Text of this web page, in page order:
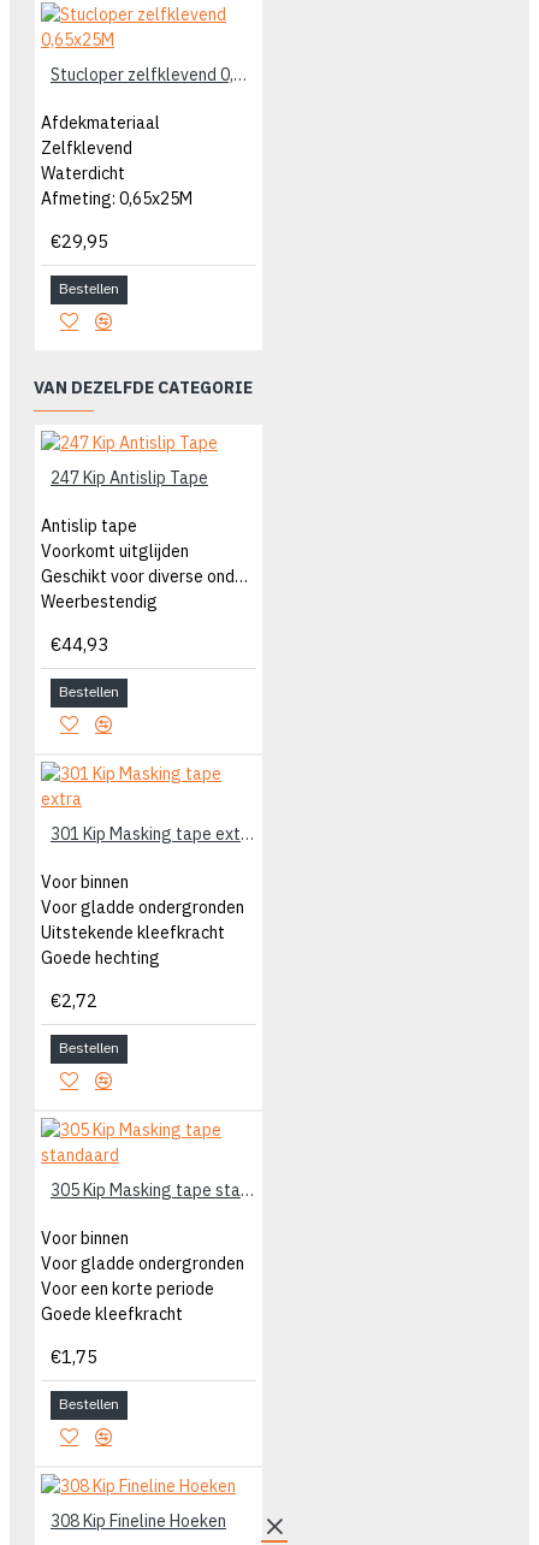
Stucloper zelfklevend 0,65x25M
Afdekmateriaal
Zelfklevend
Waterdicht
Afmeting: 0,65x25M
€29,95
Bestellen
VAN DEZELFDE CATEGORIE
247 Kip Antislip Tape
Antislip tape
Voorkomt uitglijden
Geschikt voor diverse ondergronden
Weerbestendig
€44,93
Bestellen
301 Kip Masking tape extra
Voor binnen
Voor gladde ondergronden
Uitstekende kleefkracht
Goede hechting
€2,72
Bestellen
305 Kip Masking tape standaard
Voor binnen
Voor gladde ondergronden
Voor een korte periode
Goede kleefkracht
€1,75
Bestellen
308 Kip Fineline Hoeken